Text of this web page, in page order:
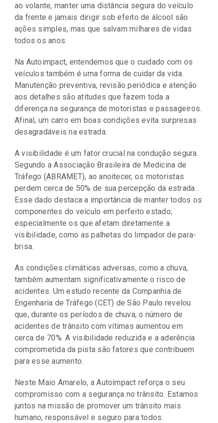
ao volante, manter uma distância segura do veículo
da frente e jamais dirigir sob efeito de álcool são
ações simples, mas que salvam milhares de vidas
todos os anos.
Na Autoimpact, entendemos que o cuidado com os
veículos também é uma forma de cuidar da vida.
Manutenção preventiva, revisão periódica e atenção
aos detalhes são atitudes que fazem toda a
diferença na segurança de motoristas e passageiros.
Afinal, um carro em boas condições evita surpresas
desagradáveis na estrada.
A visibilidade é um fator crucial na condução segura.
Segundo a Associação Brasileira de Medicina de
Tráfego (ABRAMET), ao anoitecer, os motoristas
perdem cerca de 50% de sua percepção da estrada .
Esse dado destaca a importância de manter todos os
componentes do veículo em perfeito estado,
especialmente os que afetam diretamente a
visibilidade, como as palhetas do limpador de para-
brisa.
As condições climáticas adversas, como a chuva,
também aumentam significativamente o risco de
acidentes. Um estudo recente da Companhia de
Engenharia de Tráfego (CET) de São Paulo revelou
que, durante os períodos de chuva, o número de
acidentes de trânsito com vítimas aumentou em
cerca de 70%. A visibilidade reduzida e a aderência
comprometida da pista são fatores que contribuem
para esse aumento.
Neste Maio Amarelo, a Autoimpact reforça o seu
compromisso com a segurança no trânsito. Estamos
juntos na missão de promover um trânsito mais
humano, responsável e seguro para todos.